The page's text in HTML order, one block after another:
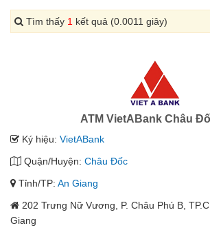
Tìm thấy 1 kết quả (0.0011 giây)
ATM VietABank Châu
Ký hiệu: VietABank
Quận/Huyện: Châu Đốc
Tỉnh/TP: An Giang
202 Trưng Nữ Vương, P. Châu Phú B,
Giang